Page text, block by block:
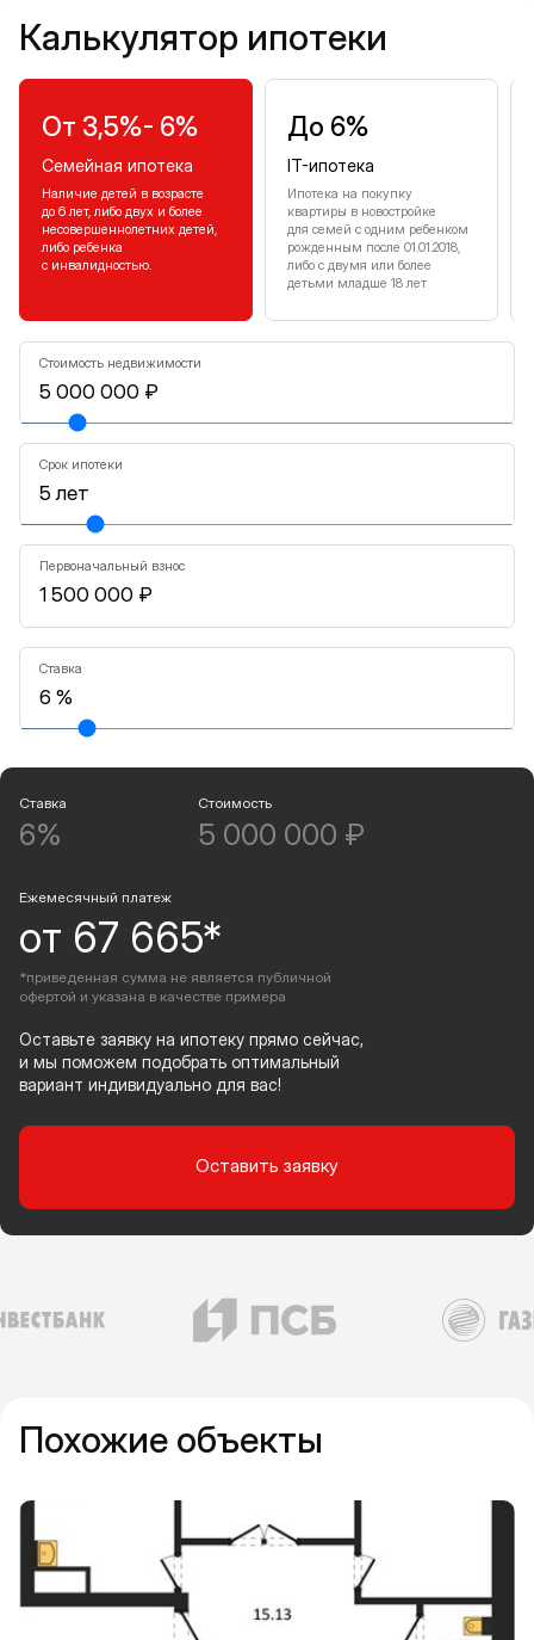
Калькулятор ипотеки
От 3,5%- 6%
Семейная ипотека
Наличие детей в возрасте
до 6 лет, либо двух и более
несовершеннолетних детей,
либо ребенка
с инвалидностью.
До 6%
IT-ипотека
Ипотека на покупку
квартиры в новостройке
для семей с одним ребенком
рожденным после 01.01.2018,
либо с двумя или более
детьми младше 18 лет
Стоимость недвижимости
Срок ипотеки
Первоначальный взнос
Ставка
Ставка
6%
Стоимость
5 000 000 ₽
Ежемесячный платеж
от 67 665*
*приведенная сумма не является публичной
офертой и указана в качестве примера
Оставьте заявку на ипотеку прямо сейчас,
и мы поможем подобрать оптимальный
вариант индивидуально для вас!
Оставить заявку
Похожие объекты